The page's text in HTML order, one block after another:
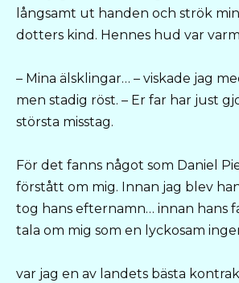
långsamt ut handen och strök
dotters kind. Hennes hud var
– Mina älsklingar… – viskade jag
men stadig röst. – Er far har just
största misstag.
För det fanns något som Daniel
förstått om mig. Innan jag blev
tog hans efternamn… innan hans
tala om mig som en lyckosam
var jag en av landets bästa